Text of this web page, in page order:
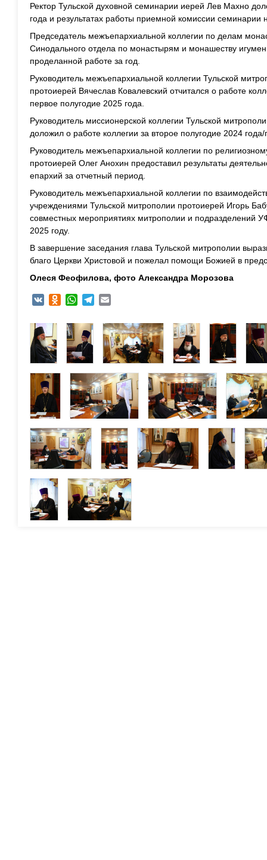
Ректор Тульской духовной семинарии иерей Лев Махно
года и результатах работы приемной комиссии семинарии
Председатель межъепархиальной коллегии по делам
Синодального отдела по монастырям и монашеству
проделанной работе за год.
Руководитель межъепархиальной коллегии Тульской
протоиерей Вячеслав Ковалевский отчитался о работе
первое полугодие 2025 года.
Руководитель миссионерской коллегии Тульской
доложил о работе коллегии за второе полугодие 2024
Руководитель межъепархиальной коллегии по
протоиерей Олег Анохин предоставил результаты
епархий за отчетный период.
Руководитель межъепархиальной коллегии по
учреждениями Тульской митрополии протоиерей Игорь
совместных мероприятиях митрополии и подразделений
2025 году.
В завершение заседания глава Тульской митрополии
благо Церкви Христовой и пожелал помощи Божией в
Олеся Феофилова, фото Александра Морозова
VK Odnoklassniki
WhatsAppTelegram